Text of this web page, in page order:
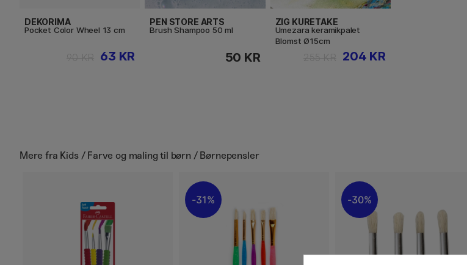
DEKORIMA
Pocket Color Wheel 13 cm
63 KR
PEN STORE ARTS
Brush Shampoo 50 ml
50 KR
ZIG KURETAKE
Umezara keramikpalet
Blomst Ø15cm
204 KR
Mere fra Kids / Farve og maling til børn / Børnepensler
31% 30%